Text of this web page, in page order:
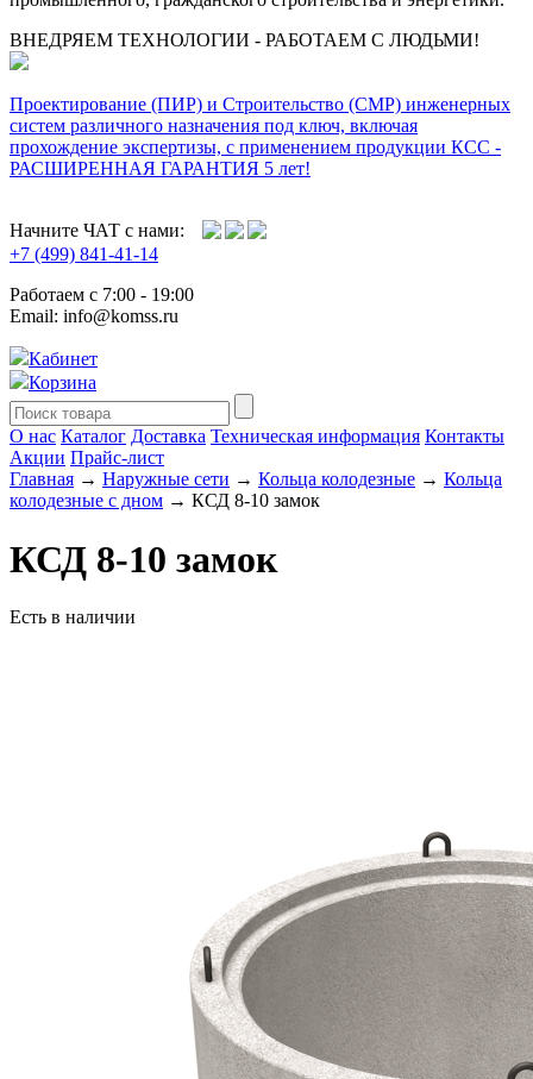
ВНЕДРЯЕМ ТЕХНОЛОГИИ - РАБОТАЕМ С ЛЮДЬМИ!
Проектирование (ПИР) и Cтроительство (СМР) инженерных
систем различного назначения под ключ, включая
прохождение экспертизы, с применением продукции КСС -
РАСШИРЕННАЯ ГАРАНТИЯ 5 лет!
Начните ЧАТ с нами:
+7 (499) 841-41-14
Работаем с 7:00 - 19:00
Email: info@komss.ru
Кабинет
Корзина
О нас Каталог Доставка Техническая информация Контакты
Акции Прайс-лист
Главная → Наружные сети → Кольца колодезные → Кольца
колодезные с дном → КСД 8-10 замок
КСД 8-10 замок
Есть в наличии